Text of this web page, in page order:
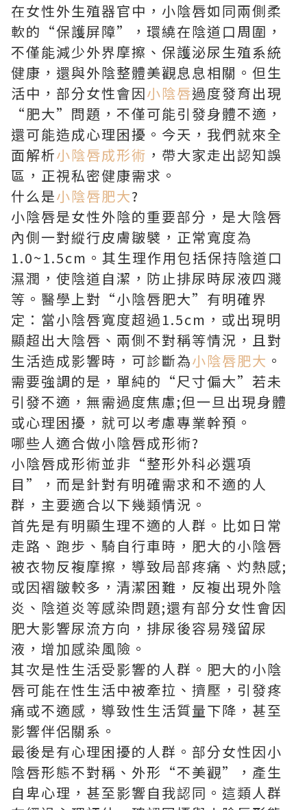
在女性外生殖器官中，小陰唇如同兩側柔
軟的“保護屏障”，環繞在陰道口周圍，
不僅能減少外界摩擦、保護泌尿生殖系統
健康，還與外陰整體美觀息息相關。但生
活中，部分女性會因小陰唇過度發育出現
“肥大”問題，不僅可能引發身體不適，
還可能造成心理困擾。今天，我們就來全
面解析小陰唇成形術 ，帶大家走出認知誤
區，正視私密健康需求。
什么是小陰唇肥大?
小陰唇是女性外陰的重要部分，是大陰唇
內側一對縱行皮膚皺襞，正常寬度為
1.0~1.5cm。其生理作用包括保持陰道口
濕潤，使陰道自潔，防止排尿時尿液四濺
等。醫學上對“小陰唇肥大”有明確界
定：當小陰唇寬度超過1.5cm，或出現明
顯超出大陰唇、兩側不對稱等情況，且對
生活造成影響時，可診斷為小陰唇肥大 。
需要強調的是，單純的“尺寸偏大”若未
引發不適，無需過度焦慮;但一旦出現身體
或心理困擾，就可以考慮專業幹預。
哪些人適合做小陰唇成形術?
小陰唇成形術並非“整形外科必選項
目”，而是針對有明確需求和不適的人
群，主要適合以下幾類情況。
首先是有明顯生理不適的人群。比如日常
走路、跑步、騎自行車時，肥大的小陰唇
被衣物反複摩擦，導致局部疼痛、灼熱感;
或因褶皺較多，清潔困難，反複出現外陰
炎、陰道炎等感染問題;還有部分女性會因
肥大影響尿流方向，排尿後容易殘留尿
液，增加感染風險。
其次是性生活受影響的人群。肥大的小陰
唇可能在性生活中被牽拉、擠壓，引發疼
痛或不適感，導致性生活質量下降，甚至
影響伴侶關系。
最後是有心理困擾的人群。部分女性因小
陰唇形態不對稱、外形“不美觀”，產生
自卑心理，甚至影響自我認同。這類人群